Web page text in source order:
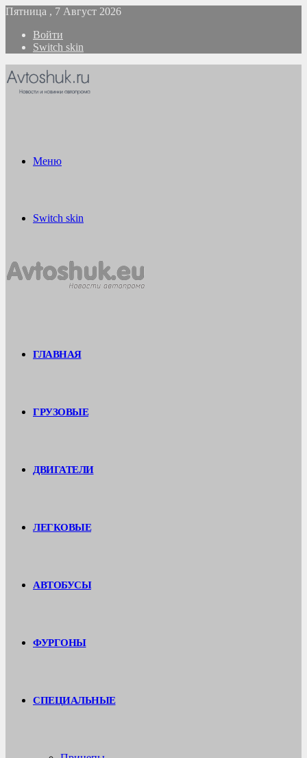
Пятница , 7 Август 2026
Войти
Switch skin
Меню
Switch skin
ГЛАВНАЯ
ГРУЗОВЫЕ
ДВИГАТЕЛИ
ЛЕГКОВЫЕ
АВТОБУСЫ
ФУРГОНЫ
СПЕЦИАЛЬНЫЕ